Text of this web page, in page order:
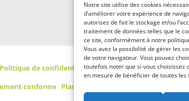
Notre site utilise des cookies
d’améliorer votre expérience de
autorisez de fait le stockage et/ou
traitement de données telles que le
ce site, conformément à notre
Vous avez la possibilité de gérer les
de votre navigateur. Vous pouvez
toutefois noter que si vous choisissez
en mesure de bénéficier de toutes
Politique de confidentialité
conforme Plan de site